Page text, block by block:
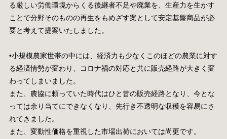
る厳しい労働環境からくる後継者不足や廃業を、生産力を生かす
ことで分野そのものの再生をもめざす案として安定基盤商品が必
要と考えて提案いたしました。
•小規模農家世帯の中には、経済力も少なくこのほどの農業に対す
る経済情勢が変わり、コロナ禍の対応と共に販売経路が大きく変
わってしまいました。
また、農協に頼っていた時代はひと昔の販売経路となり、今とな
っては余り当てにできなくなり、先行き不透明な収穫を容易にさ
れてきました。
また、変動性価格を重視した市場出荷においては尚更です。